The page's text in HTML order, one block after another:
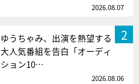
2026.08.07
2
ゆうちゃみ、出演を熱望する
大人気番組を告白「オーディ
ション10…
2026.08.06